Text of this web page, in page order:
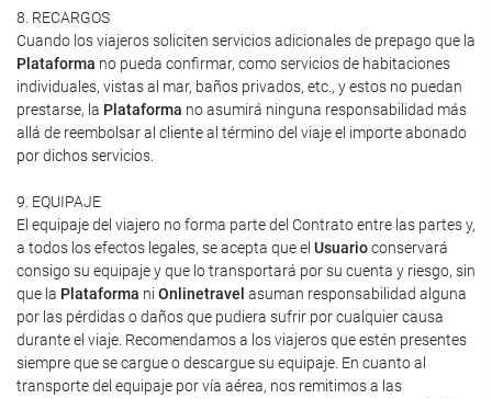
8. RECARGOS
Cuando los viajeros soliciten servicios adicionales de prepago que la
Plataforma no pueda confirmar, como servicios de habitaciones
individuales, vistas al mar, baños privados, etc., y estos no puedan
prestarse, la Plataforma no asumirá ninguna responsabilidad más
allá de reembolsar al cliente al término del viaje el importe abonado
por dichos servicios.
9. EQUIPAJE
El equipaje del viajero no forma parte del Contrato entre las partes y,
a todos los efectos legales, se acepta que el Usuarioconservará
consigo su equipaje y que lo transportará por su cuenta y riesgo, sin
que la Plataforma ni Onlinetravel asuman responsabilidad alguna
por las pérdidas o daños que pudiera sufrir por cualquier causa
durante el viaje. Recomendamos a los viajeros que estén presentes
siempre que se cargue o descargue su equipaje. En cuanto al
transporte del equipaje por vía aérea, nos remitimos a las